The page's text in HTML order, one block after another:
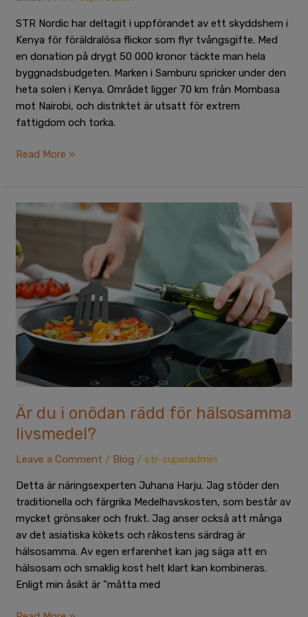
STR Nordic har deltagit i uppförandet av ett skyddshem i
Kenya för föräldralösa flickor som flyr tvångsgifte. Med
en donation på drygt 50 000 kronor täckte man hela
byggnadsbudgeten. Marken i Samburu spricker under den
heta solen i Kenya. Området ligger 70 km från Mombasa
mot Nairobi, och distriktet är utsatt för extrem
fattigdom och torka.
Read More »
Är du i onödan rädd för hälsosamma
livsmedel?
Leave a Comment / Blog /str-superadmin
Detta är näringsexperten Juhana Harju. Jag stöder den
traditionella och färgrika Medelhavskosten, som består av
mycket grönsaker och frukt. Jag anser också att många
av det asiatiska kökets och råkostens särdrag är
hälsosamma. Av egen erfarenhet kan jag säga att en
hälsosam och smaklig kost helt klart kan kombineras.
Enligt min åsikt är ”måtta med
Är
i
onödan
rädd
för
hälsosamma
livsmedel?